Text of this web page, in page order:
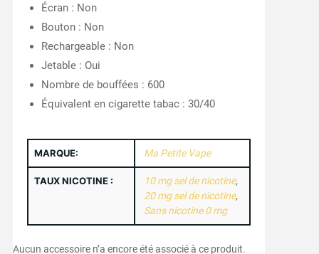
Écran : Non
Bouton : Non
Rechargeable : Non
Jetable : Oui
Nombre de bouffées : 600
Équivalent en cigarette tabac : 30/40
MARQUE: Ma Petite Vape
TAUX NICOTINE : 10 mg sel de nicotine,
20 mg sel de nicotine,
Sans nicotine 0 mg
Aucun accessoire n’a encore été associé à ce produit.